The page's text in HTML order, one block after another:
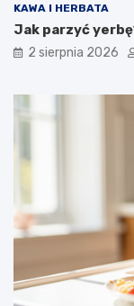
KAWA I HERBATA
Jak parzyć
2 sierpnia 2026